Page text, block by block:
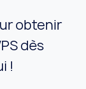
obtenir
dès
!